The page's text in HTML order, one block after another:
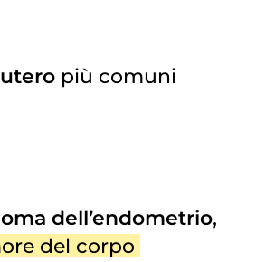
più comuni
dell’endometrio,
del corpo